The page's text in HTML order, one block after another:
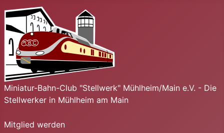
Miniatur-Bahn-Club "Stellwerk" Mühlheim/Main e.V. - Die
Stellwerker in Mühlheim am Main
Mitglied werden